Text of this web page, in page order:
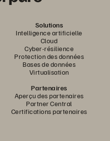
Solutions
Intelligence artificielle
Cloud
Cyber-résilience
Protection des données
Bases de données
Virtualisation
Partenaires
Aperçu des partenaires
Partner Central
Certifications partenaires